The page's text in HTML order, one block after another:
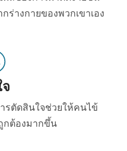
ร่างกายของพวกเขาเอง
รตัดสินใจช่วยให้คนไข้
กต้องมากขึ้น